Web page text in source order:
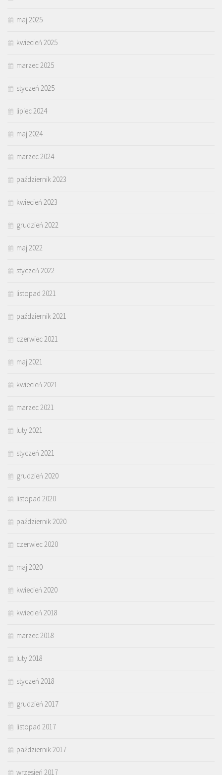
maj 2025
kwiecień 2025
marzec 2025
styczeń 2025
lipiec 2024
maj 2024
marzec 2024
październik 2023
kwiecień 2023
grudzień 2022
maj 2022
styczeń 2022
listopad 2021
październik 2021
czerwiec 2021
maj 2021
kwiecień 2021
marzec 2021
luty 2021
styczeń 2021
grudzień 2020
listopad 2020
październik 2020
czerwiec 2020
maj 2020
kwiecień 2020
kwiecień 2018
marzec 2018
luty 2018
styczeń 2018
grudzień 2017
listopad 2017
październik 2017
wrzesień 2017